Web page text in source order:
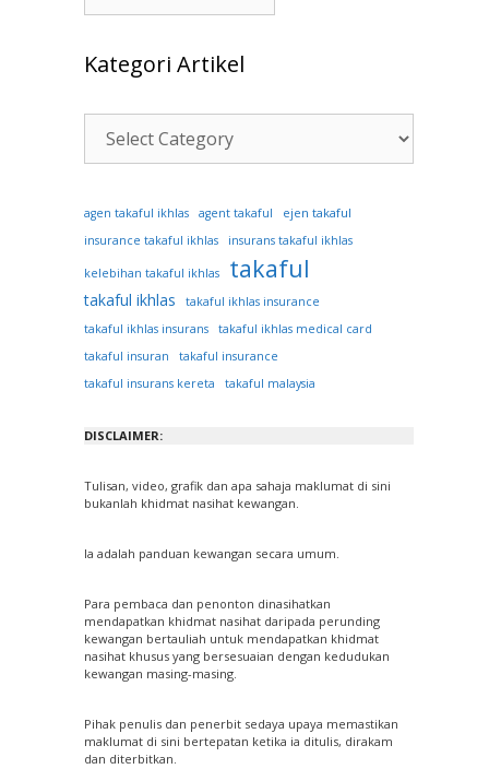
Kategori Artikel
Kategori
Artikel
agen takaful ikhlas agent takaful ejen takaful
insurance takaful ikhlas insurans takaful ikhlas
kelebihan takaful ikhlas takaful
takaful ikhlas
takaful ikhlas insurance
takaful ikhlas insurans
takaful ikhlas medical card
takaful insuran
takaful insurance
takaful insurans kereta
takaful malaysia
DISCLAIMER:
Tulisan, video, grafik dan apa sahaja maklumat di sini
bukanlah khidmat nasihat kewangan.
Ia adalah panduan kewangan secara umum.
Para pembaca dan penonton dinasihatkan
mendapatkan khidmat nasihat daripada perunding
kewangan bertauliah untuk mendapatkan khidmat
nasihat khusus yang bersesuaian dengan kedudukan
kewangan masing-masing.
Pihak penulis dan penerbit sedaya upaya memastikan
maklumat di sini bertepatan ketika ia ditulis, dirakam
dan diterbitkan.